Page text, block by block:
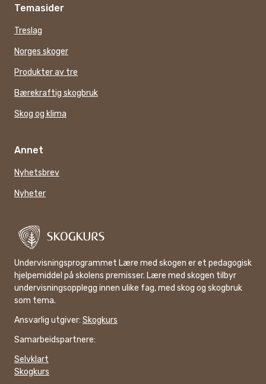
Temasider
Treslag
Norges skoger
Produkter av tre
Bærekraftig skogbruk
Skog og klima
Annet
Nyhetsbrev
Nyheter
Undervisningsprogrammet Lære med skogen er et pedagogisk
hjelpemiddel på skolens premisser. Lære med skogen tilbyr
undervisningsopplegg innen ulike fag, med skog og skogbruk
som tema.
Ansvarlig utgiver: Skogkurs
Samarbeidspartnere:
Selvklart
Skogkurs